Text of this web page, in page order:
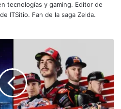
tecnologías y gaming. Editor de
ITSitio. Fan de la saga Zelda.